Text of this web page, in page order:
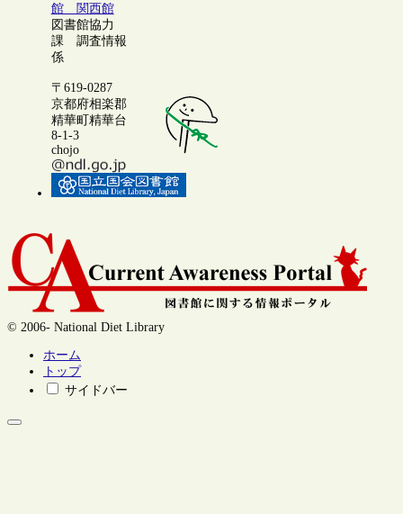
館 関西館
図書館協力
課 調査情報
係
〒619-0287
京都府相楽郡
精華町精華台
8-1-3
chojo
© 2006- National Diet Library
ホーム
トップ
サイドバー